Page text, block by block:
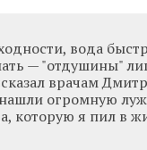
вода
— "отдушины"
врачам
огромную
которую я пил в